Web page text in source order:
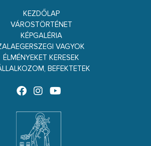
KEZDŐLAP
VÁROSTÖRTÉNET
KÉPGALÉRIA
VAGYOK
ÉLMÉNYEKET KERESEK
BEFEKTETEK